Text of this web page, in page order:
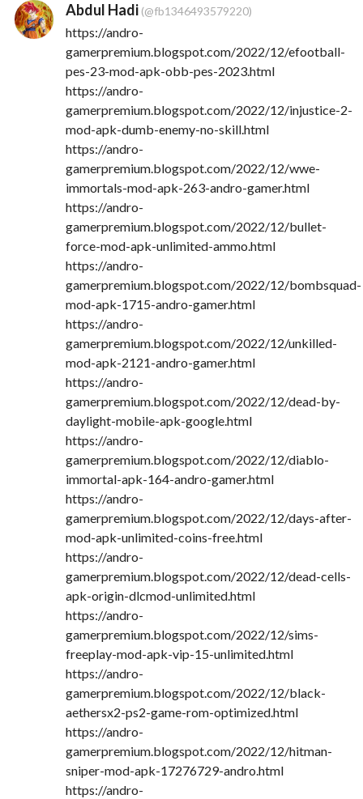
Abdul Hadi (@fb1346493579220)
https://andro-
gamerpremium.blogspot.com/2022/12/efootball-
pes-23-mod-apk-obb-pes-2023.html
https://andro-
gamerpremium.blogspot.com/2022/12/injustice-2-
mod-apk-dumb-enemy-no-skill.html
https://andro-
gamerpremium.blogspot.com/2022/12/wwe-
immortals-mod-apk-263-andro-gamer.html
https://andro-
gamerpremium.blogspot.com/2022/12/bullet-
force-mod-apk-unlimited-ammo.html
https://andro-
gamerpremium.blogspot.com/2022/12/bombsquad-
mod-apk-1715-andro-gamer.html
https://andro-
gamerpremium.blogspot.com/2022/12/unkilled-
mod-apk-2121-andro-gamer.html
https://andro-
gamerpremium.blogspot.com/2022/12/dead-by-
daylight-mobile-apk-google.html
https://andro-
gamerpremium.blogspot.com/2022/12/diablo-
immortal-apk-164-andro-gamer.html
https://andro-
gamerpremium.blogspot.com/2022/12/days-after-
mod-apk-unlimited-coins-free.html
https://andro-
gamerpremium.blogspot.com/2022/12/dead-cells-
apk-origin-dlcmod-unlimited.html
https://andro-
gamerpremium.blogspot.com/2022/12/sims-
freeplay-mod-apk-vip-15-unlimited.html
https://andro-
gamerpremium.blogspot.com/2022/12/black-
aethersx2-ps2-game-rom-optimized.html
https://andro-
gamerpremium.blogspot.com/2022/12/hitman-
sniper-mod-apk-17276729-andro.html
https://andro-